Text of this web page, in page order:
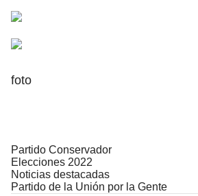
foto
Partido Conservador
Elecciones 2022
Noticias destacadas
Partido de la Unión por la Gente